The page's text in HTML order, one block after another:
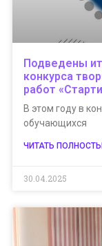
Подведены
конкурса
работ
В этом году в
обучающихся
ЧИТАТЬ
30.04.2025